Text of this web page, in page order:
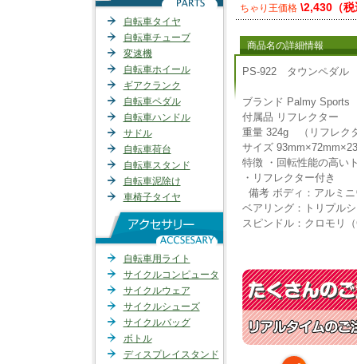
自転車タイヤ
自転車チューブ
変速機
自転車ホイール
ギアクランク
自転車ペダル
自転車ハンドル
サドル
自転車荷台
自転車スタンド
自転車泥除け
車椅子タイヤ
自転車用ライト
サイクルコンピュータ
サイクルウェア
サイクルシューズ
サイクルバッグ
ボトル
ディスプレイスタンド
ちゃり王価格 \2,430（税
商品名の詳細情報
PS-922 タウンペダル
ブランド Palmy Sports
付属品 リフレクター
重量 324g （リフレク
サイズ
特徴
・回転性能の高い
・リフレクター付き
備考 ボディ：アルミ
ベアリング：トリプル
スピンドル：クロモリ